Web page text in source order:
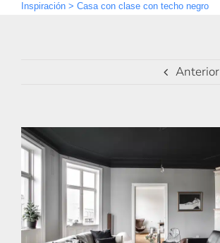
Inspiración > Casa con clase con techo negro
Anterior